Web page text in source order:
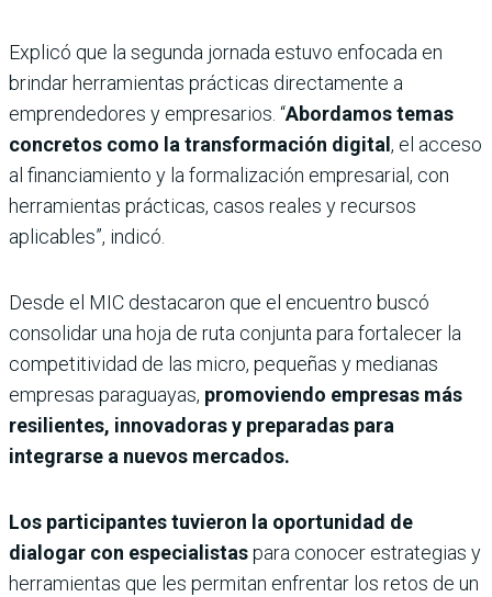
Explicó que la segunda jornada estuvo enfocada en
brindar herramientas prácticas directamente a
emprendedores y empresarios. “Abordamos temas
concretos como la transformación digital , el acceso
al financiamiento y la formalización empresarial, con
herramientas prácticas, casos reales y recursos
aplicables”, indicó.
Desde el MIC destacaron que el encuentro buscó
consolidar una hoja de ruta conjunta para fortalecer la
competitividad de las micro, pequeñas y medianas
empresas paraguayas, promoviendo empresas más
resilientes, innovadoras y preparadas para
integrarse a nuevos mercados.
Los participantes tuvieron la oportunidad de
dialogar con especialistaspara conocer estrategias y
herramientas que les permitan enfrentar los retos de un